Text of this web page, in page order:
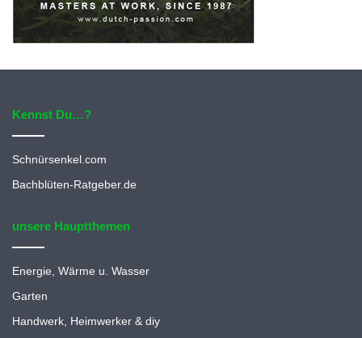
Kennst Du…?
Schnürsenkel.com
Bachblüten-Ratgeber.de
unsere Hauptthemen
Energie, Wärme u. Wasser
Garten
Handwerk, Heimwerker & diy